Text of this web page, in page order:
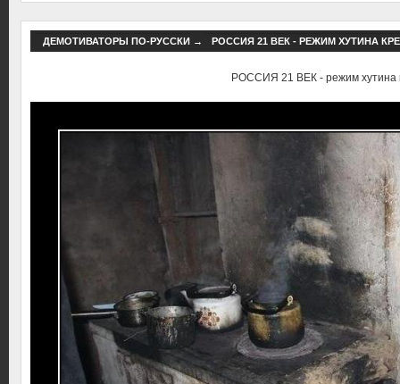
ДЕМОТИВАТОРЫ ПО-РУССКИ→ РОССИЯ 21 ВЕК - РЕЖИМ ХУТИНА
РОССИЯ 21 ВЕК - режим хутина